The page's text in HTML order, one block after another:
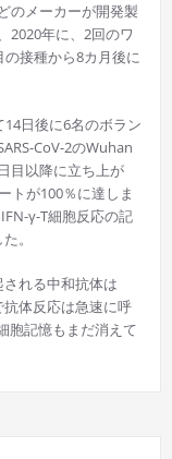
のメーカーが開発製
2020年に、2回のワ
接種から8カ月後に
日後に6名のボラン
CoV-2のWuhan
目以降に立ち上が
トが100％に達しま
γ-T細胞反応の記
。
れる中和抗体は
体反応は急速に呼
胞記憶もまだ消えて